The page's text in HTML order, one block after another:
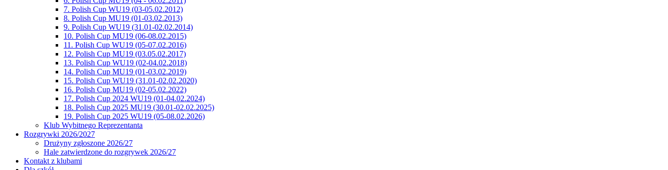
7. Polish Cup WU19 (03-05.02.2012)
8. Polish Cup MU19 (01-03.02.2013)
9. Polish Cup WU19 (31.01-02.02.2014)
10. Polish Cup MU19 (06-08.02.2015)
11. Polish Cup WU19 (05-07.02.2016)
12. Polish Cup MU19 (03.05.02.2017)
13. Polish Cup WU19 (02-04.02.2018)
14. Polish Cup MU19 (01-03.02.2019)
15. Polish Cup WU19 (31.01-02.02.2020)
16. Polish Cup MU19 (02-05.02.2022)
17. Polish Cup 2024 WU19 (01-04.02.2024)
18. Polish Cup 2025 MU19 (30.01-02.02.2025)
19. Polish Cup 2025 WU19 (05-08.02.2026)
Klub Wybitnego Reprezentanta
Rozgrywki 2026/2027
Drużyny zgłoszone 2026/27
Hale zatwierdzone do rozgrywek 2026/27
Kontakt z klubami